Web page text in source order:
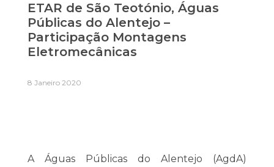
ETAR de São Teotónio, Águas
Públicas do Alentejo –
Participação Montagens
Eletromecânicas
8 Janeiro 2020
A Águas Públicas do Alentejo (AgdA)